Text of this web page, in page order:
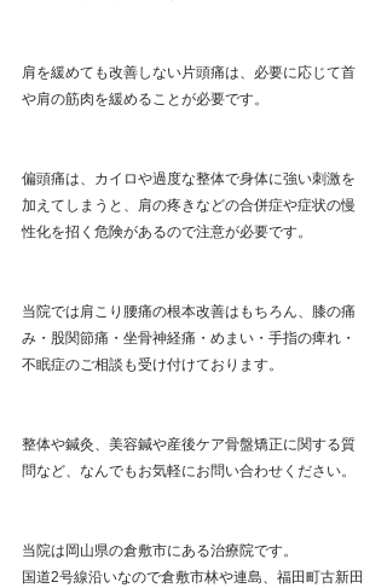
肩を緩めても改善しない片頭痛は、必要に応じて首
や肩の筋肉を緩めることが必要です。
偏頭痛は、カイロや過度な整体で身体に強い刺激を
加えてしまうと、肩の疼きなどの合併症や症状の慢
性化を招く危険があるので注意が必要です。
当院では肩こり腰痛の根本改善はもちろん、膝の痛
み・股関節痛・坐骨神経痛・めまい・手指の痺れ・
不眠症のご相談も受け付けております。
整体や鍼灸、美容鍼や産後ケア骨盤矯正に関する質
問など、なんでもお気軽にお問い合わせください。
当院は岡山県の倉敷市にある治療院です。
国道2号線沿いなので倉敷市林や連島、福田町古新田